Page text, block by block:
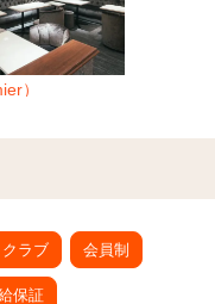
）
クラブ 会員制
保証